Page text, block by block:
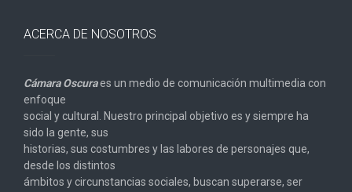
ACERCA DE NOSOTROS
Cámara Oscuraes un medio de comunicación multimedia con
enfoque
social y cultural. Nuestro principal objetivo es y siempre ha
sido la gente, sus
historias, sus costumbres y las labores de personajes que,
desde los distintos
ámbitos y circunstancias sociales, buscan superarse, ser